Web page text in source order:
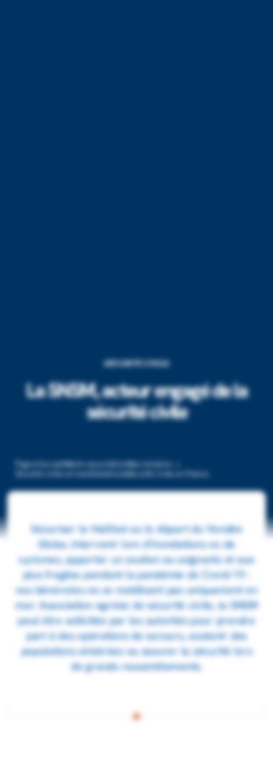
SÉCURITÉ CIVILE
La SNSM, acteur engagé de la
sécurité civile
Page d’accueil Notre association
Nos missions
Sécurité civile en France
Sécuriser le Hellfest ou le départ du Vendée
Globe, intervenir lors d’inondations ou de
cyclones, apporter un soutien au soignants et aux
plus fragiles pendant la pandémie de Covid-19 :
nos bénévoles ne se mobilisent pas uniquement en
mer. Association agréée de sécurité civile, la SNSM
peut être sollicitée par les autorités pour prendre
part à des opérations de secours, soutenir des
populations sinistrées ou assurer la sécurité lors
de grands rassemblements.